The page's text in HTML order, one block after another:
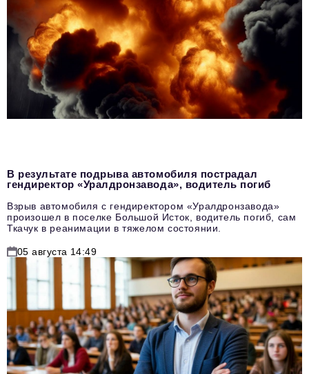
В результате подрыва автомобиля пострадал
гендиректор «Уралдронзавода», водитель погиб
Взрыв автомобиля с гендиректором «Уралдронзавода»
произошел в поселке Большой Исток, водитель погиб, сам
Ткачук в реанимации в тяжелом состоянии.
05 августа 14:49